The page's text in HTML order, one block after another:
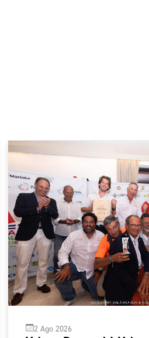
2 Ago 2026